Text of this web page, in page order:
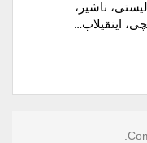
ناشیر،
اینقیلاب…